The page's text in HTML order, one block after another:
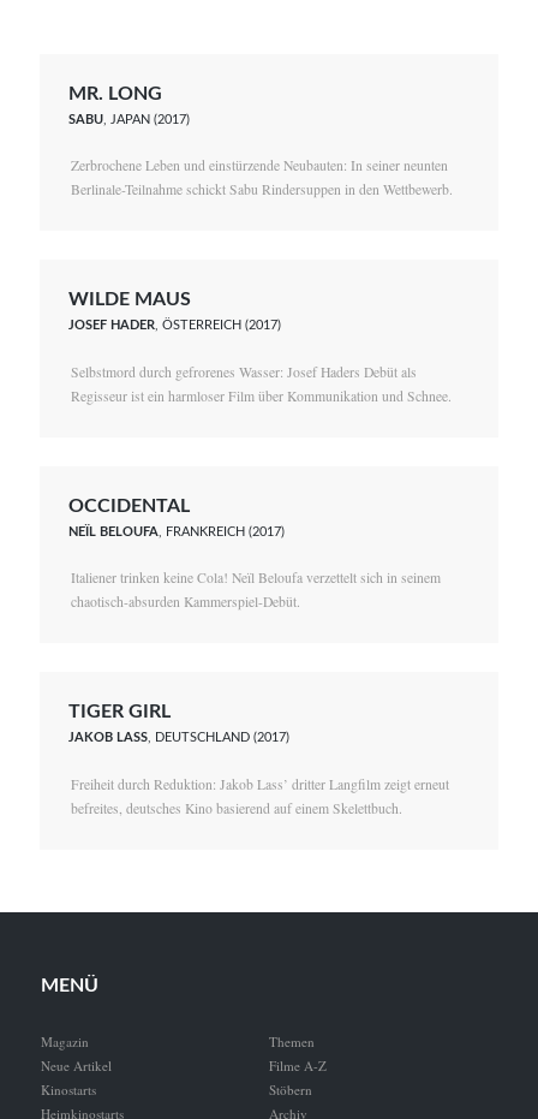
MR. LONG
SABU , JAPAN (2017)
Zerbrochene Leben und einstürzende Neubauten: In seiner neunten
Berlinale-Teilnahme schickt Sabu Rindersuppen in den Wettbewerb.
WILDE MAUS
JOSEF HADER, ÖSTERREICH (2017)
Selbstmord durch gefrorenes Wasser: Josef Haders Debüt als
Regisseur ist ein harmloser Film über Kommunikation und Schnee.
OCCIDENTAL
NEÏL BELOUFA , FRANKREICH (2017)
Italiener trinken keine Cola! Neïl Beloufa verzettelt sich in seinem
chaotisch-absurden Kammerspiel-Debüt.
TIGER GIRL
JAKOB LASS , DEUTSCHLAND (2017)
Freiheit durch Reduktion: Jakob Lass’ dritter Langfilm zeigt erneut
befreites, deutsches Kino basierend auf einem Skelettbuch.
MENÜ
Magazin
Neue Artikel
Kinostarts
Heimkinostarts
Themen
Filme A-Z
Stöbern
Archiv